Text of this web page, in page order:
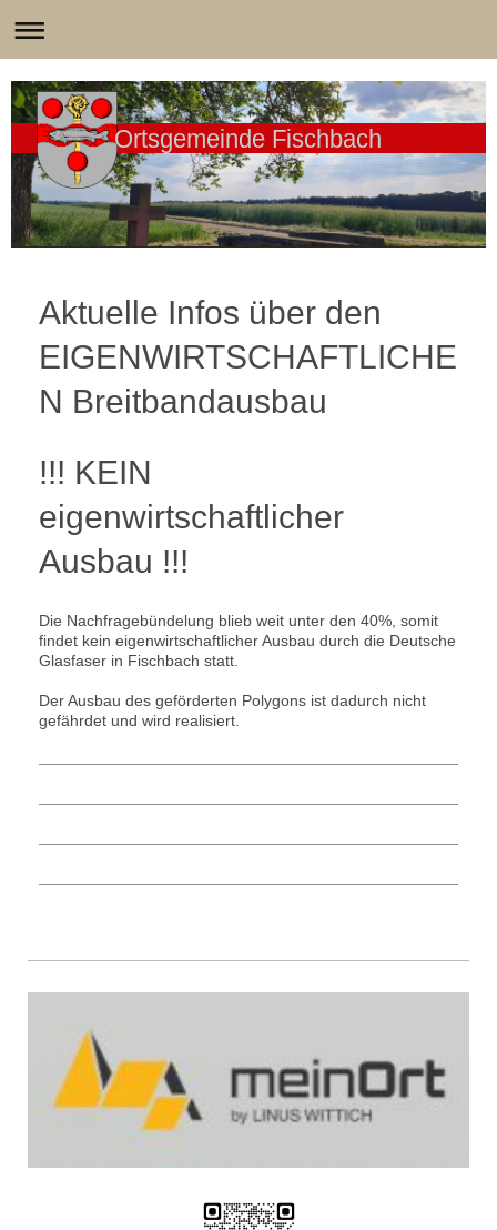
Ortsgemeinde Fischbach
Aktuelle Infos über den
EIGENWIRTSCHAFTLICHE
N Breitbandausbau
!!! KEIN
eigenwirtschaftlicher
Ausbau !!!
Die Nachfragebündelung blieb weit unter den 40%, somit
findet kein eigenwirtschaftlicher Ausbau durch die Deutsche
Glasfaser in Fischbach statt.
Der Ausbau des geförderten Polygons ist dadurch nicht
gefährdet und wird realisiert.